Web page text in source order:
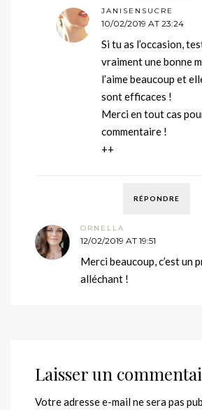
JANISENSUCRE
10/02/2019 AT 23:24
Si tu as l’occasion,
vraiment une bonne
l’aime beaucoup et
sont efficaces !
Merci en tout cas
commentaire !
++
RÉPONDRE
ORNELLA
12/02/2019 AT 19:51
Merci beaucoup, c’est un
alléchant !
Laisser un
Votre adresse e-mail ne sera pas